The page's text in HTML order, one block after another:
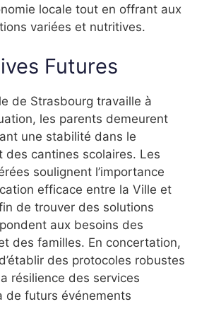
locale tout en offrant aux
variées et nutritives.
Futures
de Strasbourg travaille à
les parents demeurent
une stabilité dans le
des cantines scolaires. Les
soulignent l’importance
efficace entre la Ville et
de trouver des solutions
aux besoins des
des familles. En concertation,
des protocoles robustes
résilience des services
de futurs événements